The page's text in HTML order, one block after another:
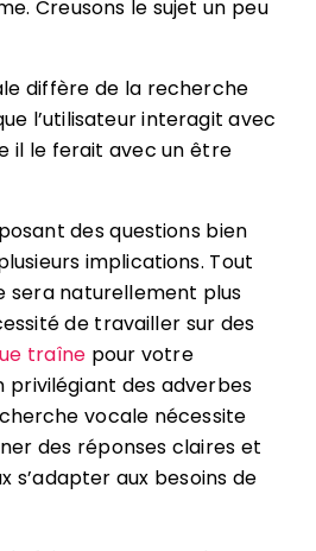
Creusons le sujet un peu
diffère de la recherche
l’utilisateur interagit avec
il le ferait avec un être
des questions bien
implications. Tout
sera naturellement plus
de travailler sur des
traîne pour votre
privilégiant des adverbes
vocale nécessite
des réponses claires et
s’adapter aux besoins de